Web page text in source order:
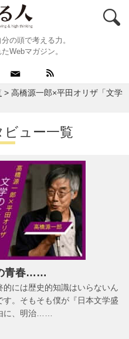
の頭で考える力。
Webマガジン。
> 高橋源一郎×平田オリザ「文学
ビュー一覧
青春……
には歴史的知識はいらないん
。そもそも僕が『日本文学盛
に、明治……